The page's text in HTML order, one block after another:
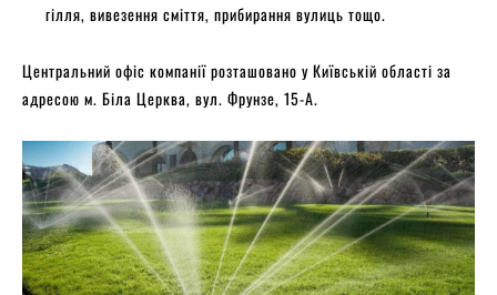
гілля, вивезення сміття, прибирання вулиць тощо.
Центральний офіс компанії розташовано у Київській області за
адресою м. Біла Церква, вул. Фрунзе, 15-А.